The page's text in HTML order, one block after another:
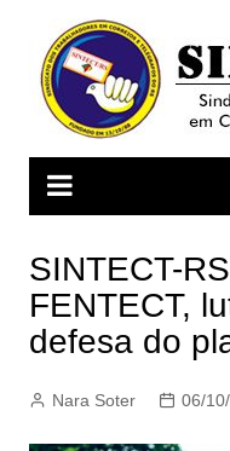
conteúdo
SINTECT-
FENTECT,
defesa do
Nara Soter 06/